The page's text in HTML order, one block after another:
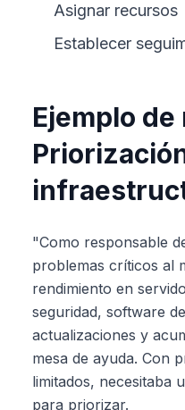
Asignar recursos
Establecer
Ejemplo de
"Como responsable
problemas críticos al
rendimiento en
seguridad, software
actualizaciones y
mesa de ayuda. Con
limitados, necesitaba
para priorizar.